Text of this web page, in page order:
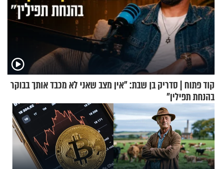
קוד פתוח | סדריק בן שבת: "אין מצב שאני לא מכבד אותך בבוקר
בהנחת תפילין"